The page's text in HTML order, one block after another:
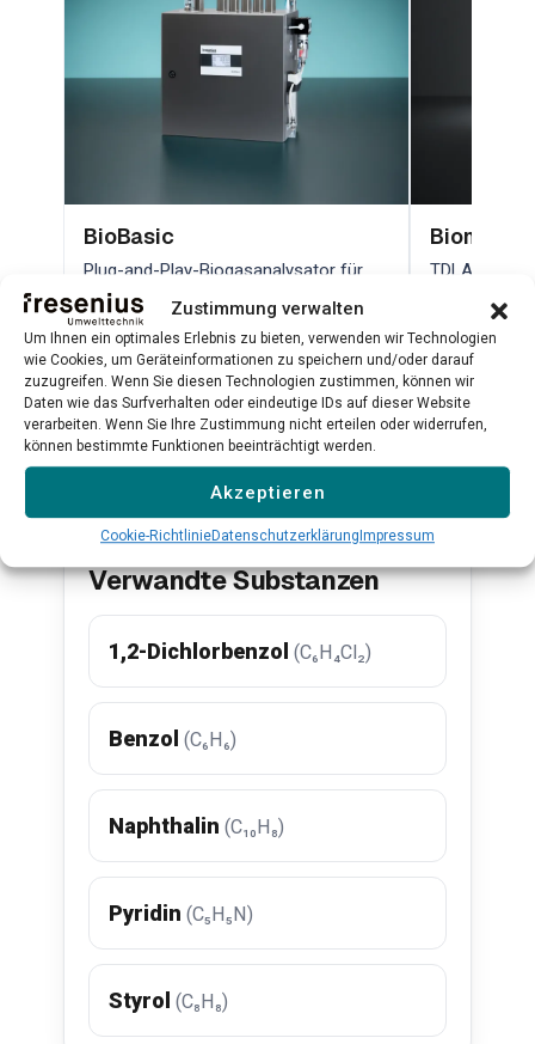
Zustimmung verwalten
Um Ihnen ein optimales Erlebnis zu bieten, verwenden wir Technologien
wie Cookies, um Geräteinformationen zu speichern und/oder darauf
zuzugreifen. Wenn Sie diesen Technologien zustimmen, können wir
Daten wie das Surfverhalten oder eindeutige IDs auf dieser Website
verarbeiten. Wenn Sie Ihre Zustimmung nicht erteilen oder widerrufen,
können bestimmte Funktionen beeinträchtigt werden.
Akzeptieren
Cookie-RichtlinieDatenschutzerklärung Impressum
BioBasic
Plug-and-Play-Biogasanalysator für
CH₄, CO₂, H₂S, O₂ und H₂
Mehr erfahren →
TDLAS-
Mehr
Alle Produkte ansehen →
Verwandte Substanzen
1,2-Dichlorbenzol (C₆H₄Cl₂)
Benzol (C₆H₆)
Naphthalin (C₁₀H₈)
Pyridin (C₅H₅N)
Styrol (C₈H₈)